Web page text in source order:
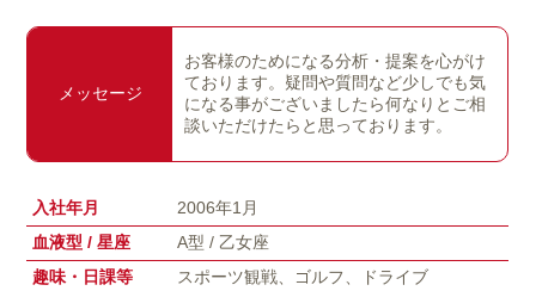
メッセージ
お客様のためになる分析・提案を心がけ
ております。疑問や質問など少しでも気
になる事がございましたら何なりとご相
談いただけたらと思っております。
入社年月
2006年1月
血液型 / 星座
A型 / 乙女座
趣味・日課等
スポーツ観戦、ゴルフ、ドライブ